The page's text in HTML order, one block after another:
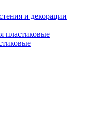
и декорации
пластиковые